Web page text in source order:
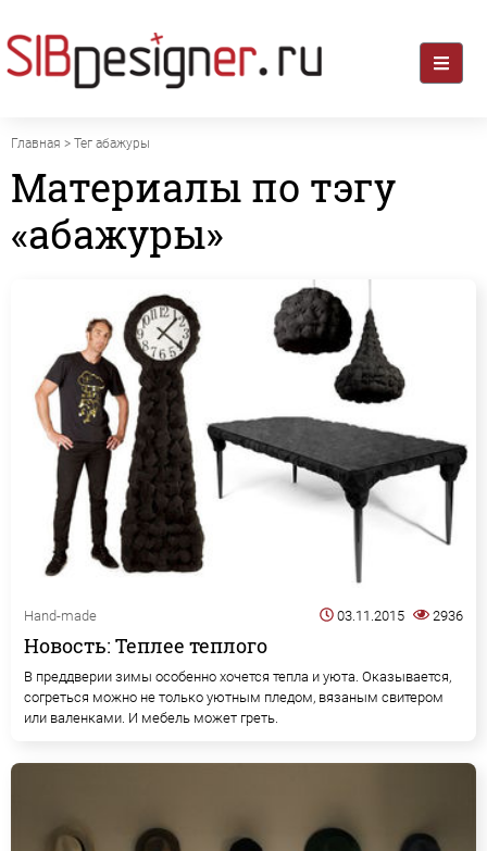
Главная > Тег абажуры
Материалы по тэгу
«абажуры»
Hand-made 03.11.2015 2936
Новость: Теплее теплого
В преддверии зимы особенно хочется тепла и уюта. Оказывается,
согреться можно не только уютным пледом, вязаным свитером
или валенками. И мебель может греть.